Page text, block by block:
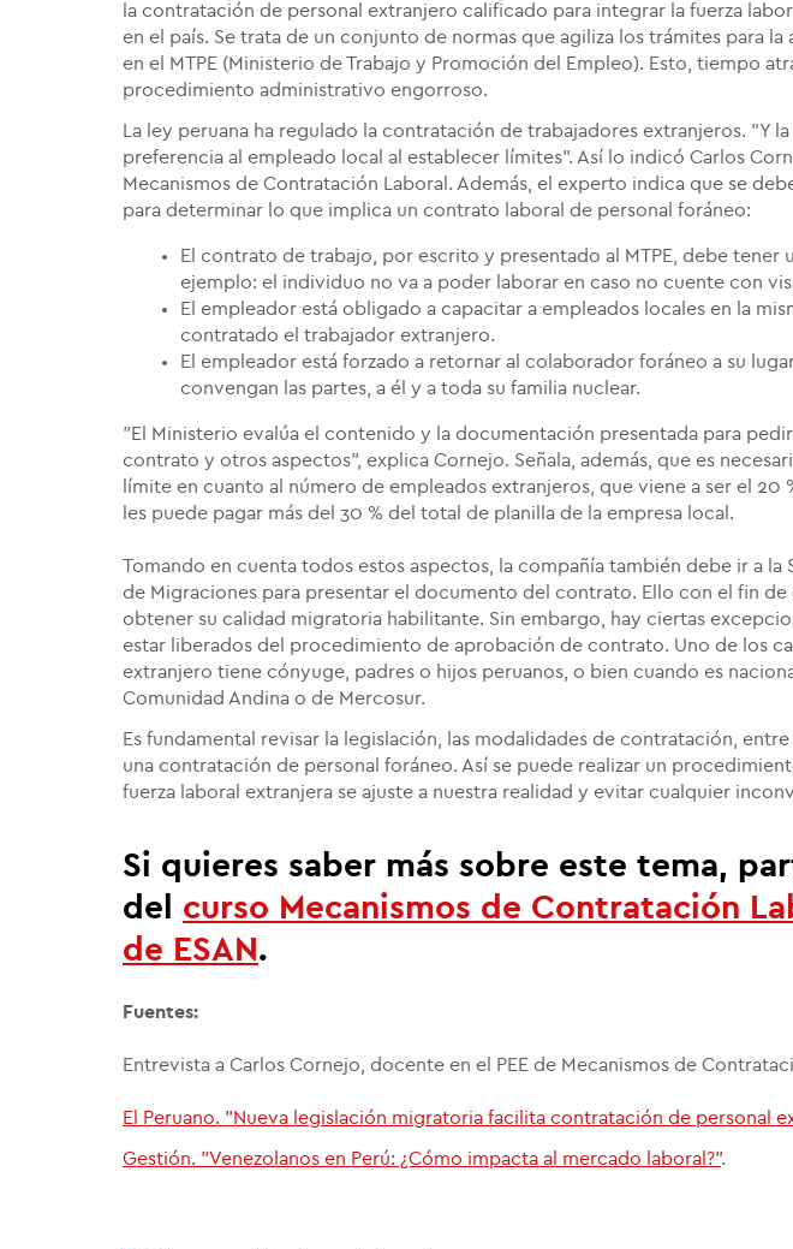
la contratación de personal extranjero calificado para integrar la fuerza
en el país. Se trata de un conjunto de normas que agiliza los trámites para
en el MTPE (Ministerio de Trabajo y Promoción del Empleo). Esto, tiempo
procedimiento administrativo engorroso.
La ley peruana ha regulado la contratación de trabajadores extranjeros. "Y
preferencia al empleado local al establecer límites". Así lo indicó Carlos
Mecanismos de Contratación Laboral. Además, el experto indica que se
para determinar lo que implica un contrato laboral de personal foráneo:
El contrato de trabajo, por escrito y presentado al MTPE, debe tener
ejemplo: el individuo no va a poder laborar en caso no cuente con
El empleador está obligado a capacitar a empleados locales en la
contratado el trabajador extranjero.
El empleador está forzado a retornar al colaborador foráneo a su
convengan las partes, a él y a toda su familia nuclear.
"El Ministerio evalúa el contenido y la documentación presentada para
contrato y otros aspectos", explica Cornejo. Señala, además, que es
límite en cuanto al número de empleados extranjeros, que viene a ser el 20
les puede pagar más del 30 % del total de planilla de la empresa local.
Tomando en cuenta todos estos aspectos, la compañía también debe ir a la
de Migraciones para presentar el documento del contrato. Ello con el fin
obtener su calidad migratoria habilitante. Sin embargo, hay ciertas
estar liberados del procedimiento de aprobación de contrato. Uno de los
extranjero tiene cónyuge, padres o hijos peruanos, o bien cuando es
Comunidad Andina o de Mercosur.
Es fundamental revisar la legislación, las modalidades de contratación,
una contratación de personal foráneo. Así se puede realizar un
fuerza laboral extranjera se ajuste a nuestra realidad y evitar cualquier
Si quieres saber más sobre este tema,
del curso Mecanismos de Contratación
de ESAN .
Fuentes:
Entrevista a Carlos Cornejo, docente en el PEE de Mecanismos de
El Peruano. "Nueva legislación migratoria facilita contratación de personal
Gestión. "Venezolanos en Perú: ¿Cómo impacta al mercado laboral?".